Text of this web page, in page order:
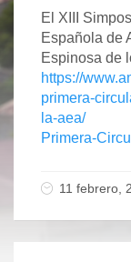
El XIII
Española de
Espinosa de
https://
primera-
la-aea/
Primera-
11 febrero,